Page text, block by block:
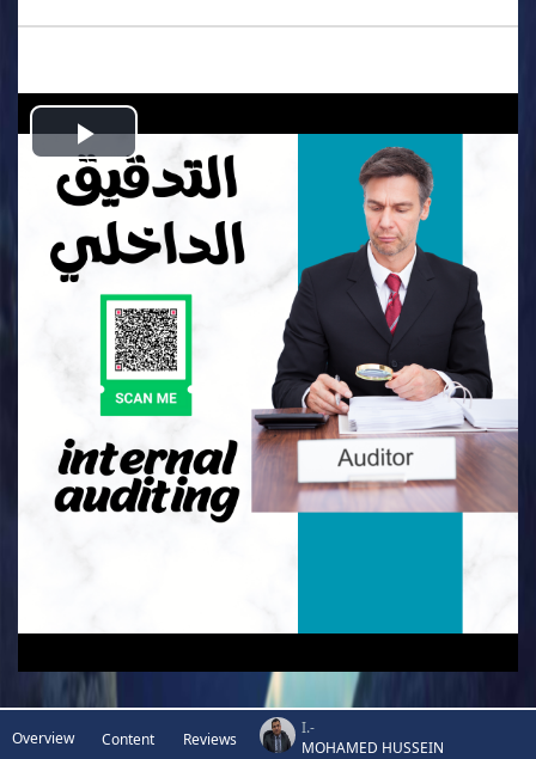
Play
Video
Overview Content Reviews
I.-
MOHAMED HUSSEIN